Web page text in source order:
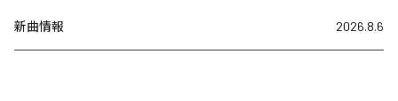
新曲情報 2026.8.6